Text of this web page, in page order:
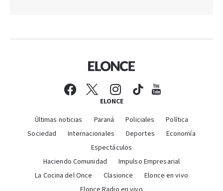
ELONCE
Últimas noticias Paraná Policiales
Política
Sociedad
Internacionales Deportes
Economía
Espectáculos
Haciendo Comunidad
Impulso Empresarial
La Cocina del Once
Clasionce
Elonce en vivo